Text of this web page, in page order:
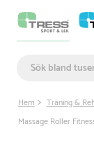
Hem Träning &
Massage Roller